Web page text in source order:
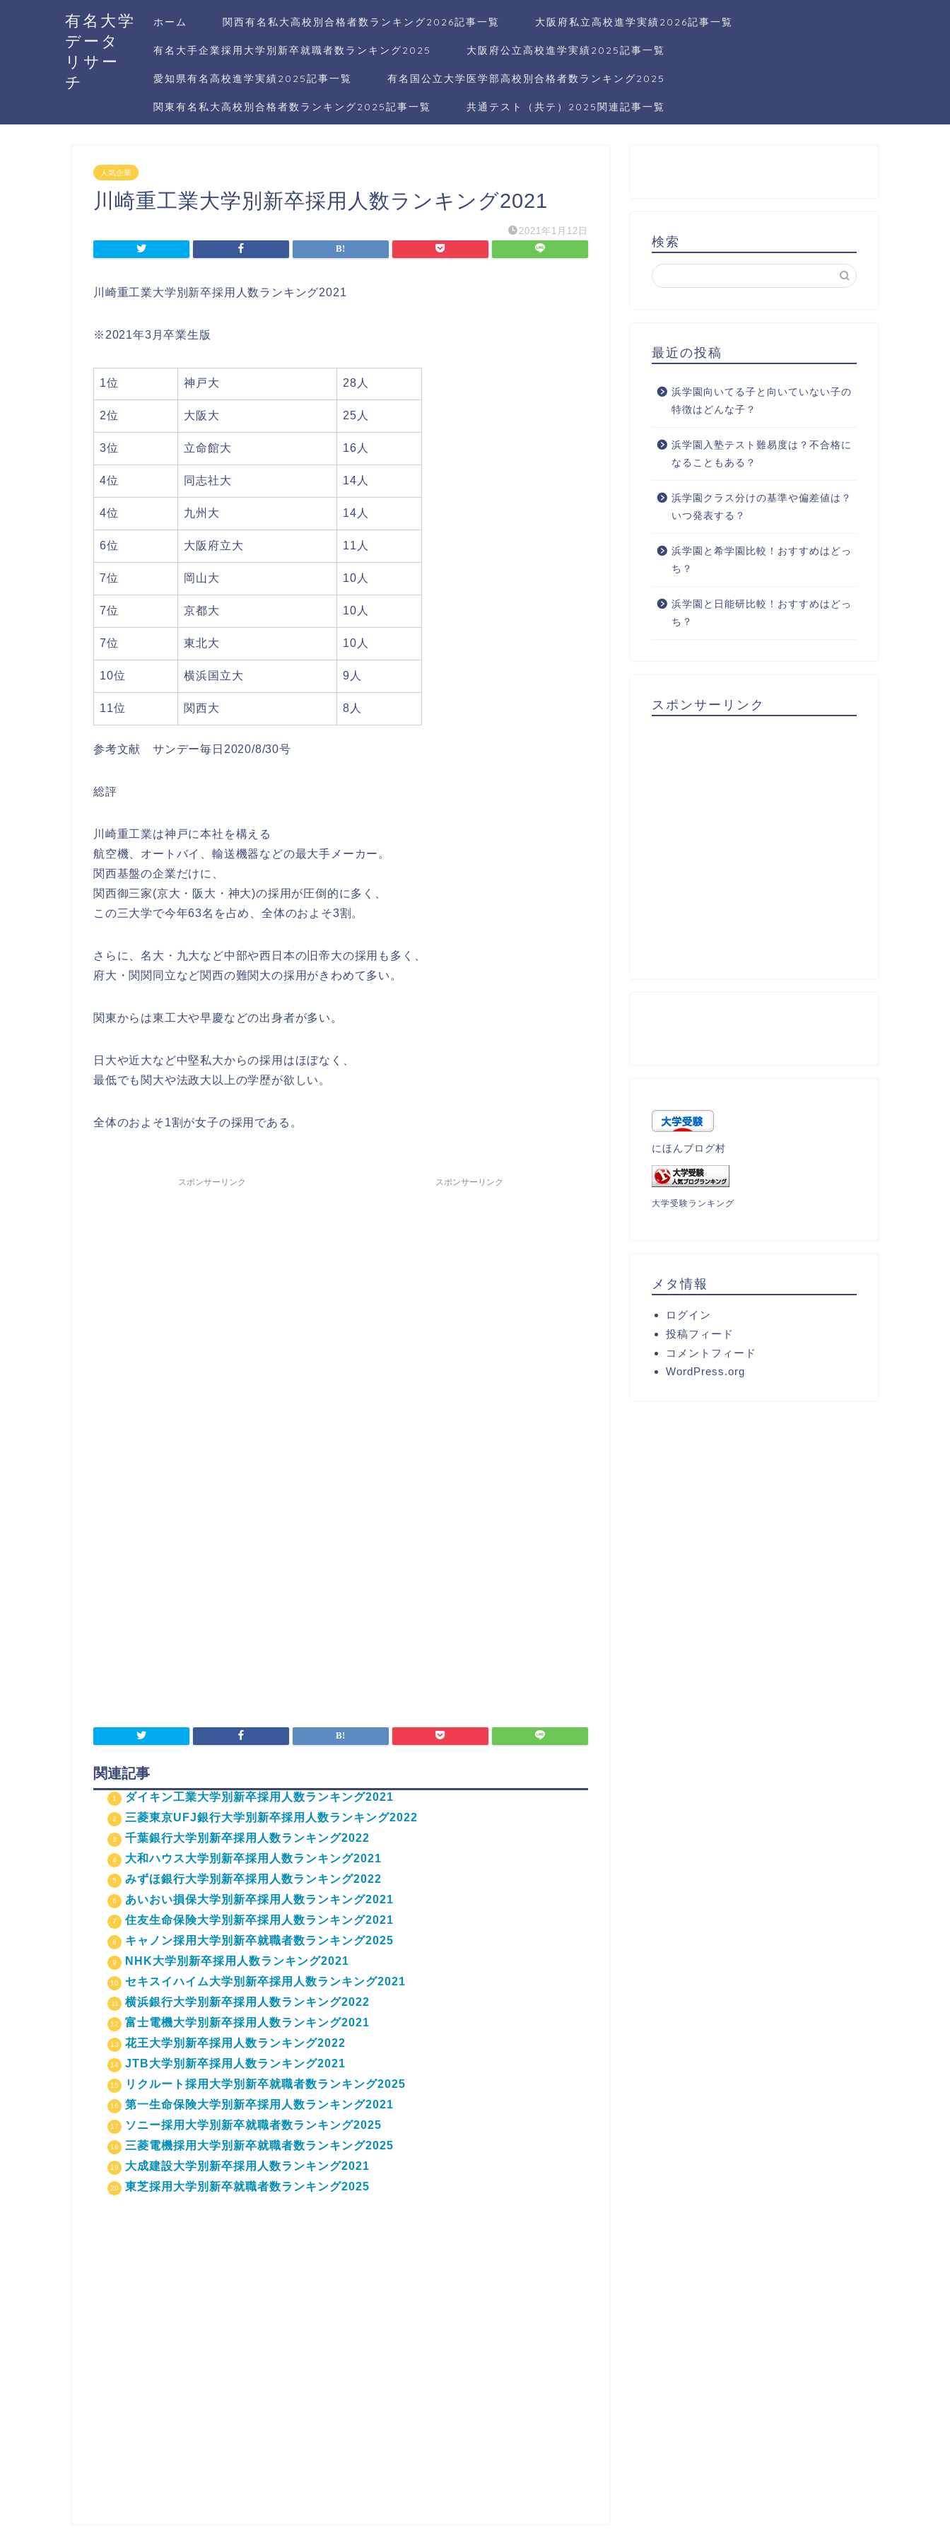
有名大学
データ
リサー
チ
ホーム 関西有名私大高校別合格者数ランキング2026記事一覧 大阪府私立高校進学実績2026記事一覧
有名大手企業採用大学別新卒就職者数ランキング2025 大阪府公立高校進学実績2025記事一覧
愛知県有名高校進学実績2025記事一覧 有名国公立大学医学部高校別合格者数ランキング2025
関東有名私大高校別合格者数ランキング2025記事一覧 共通テスト（共テ）2025関連記事一覧
人気企業
川崎重工業大学別新卒採用人数ランキング2021
2021年1月12日
川崎重工業大学別新卒採用人数ランキング2021
※2021年3月卒業生版
1位 神戸大 28人
2位 大阪大 25人
3位 立命館大 16人
4位 同志社大 14人
4位 九州大 14人
6位 大阪府立大 11人
7位 岡山大 10人
7位 京都大 10人
7位 東北大 10人
10位 横浜国立大 9人
11位 関西大 8人
参考文献 サンデー毎日2020/8/30号
総評
川崎重工業は神戸に本社を構える
航空機、オートバイ、輸送機器などの最大手メーカー。
関西基盤の企業だけに、
関西御三家(京大・阪大・神大)の採用が圧倒的に多く、
この三大学で今年63名を占め、全体のおよそ3割。
さらに、名大・九大など中部や西日本の旧帝大の採用も多く、
府大・関関同立など関西の難関大の採用がきわめて多い。
関東からは東工大や早慶などの出身者が多い。
日大や近大など中堅私大からの採用はほぼなく、
最低でも関大や法政大以上の学歴が欲しい。
全体のおよそ1割が女子の採用である。
スポンサーリンク スポンサーリンク
関連記事
ダイキン工業大学別新卒採用人数ランキング2021
三菱東京UFJ銀行大学別新卒採用人数ランキング2022
千葉銀行大学別新卒採用人数ランキング2022
大和ハウス大学別新卒採用人数ランキング2021
みずほ銀行大学別新卒採用人数ランキング2022
あいおい損保大学別新卒採用人数ランキング2021
住友生命保険大学別新卒採用人数ランキング2021
キャノン採用大学別新卒就職者数ランキング2025
NHK大学別新卒採用人数ランキング2021
セキスイハイム大学別新卒採用人数ランキング2021
横浜銀行大学別新卒採用人数ランキング2022
富士電機大学別新卒採用人数ランキング2021
花王大学別新卒採用人数ランキング2022
JTB大学別新卒採用人数ランキング2021
リクルート採用大学別新卒就職者数ランキング2025
第一生命保険大学別新卒採用人数ランキング2021
ソニー採用大学別新卒就職者数ランキング2025
三菱電機採用大学別新卒就職者数ランキング2025
大成建設大学別新卒採用人数ランキング2021
東芝採用大学別新卒就職者数ランキング2025
検索
最近の投稿
浜学園向いてる子と向いていない子の
特徴はどんな子？
浜学園入塾テスト難易度は？不合格に
なることもある？
浜学園クラス分けの基準や偏差値は？
いつ発表する？
浜学園と希学園比較！おすすめはどっ
ち？
浜学園と日能研比較！おすすめはどっ
ち？
スポンサーリンク
にほんブログ村
大学受験ランキング
メタ情報
ログイン
投稿フィード
コメントフィード
WordPress.org